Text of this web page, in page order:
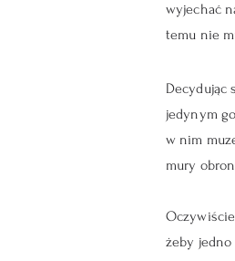
wyjechać
temu nie
Decydując
jedynym
w nim
mury
żeby jedno